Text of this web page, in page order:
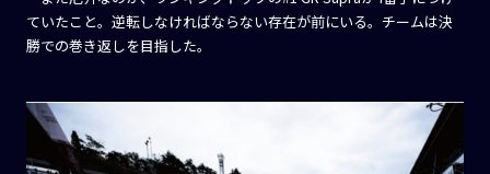
ていたこと。逆転しなければならない存在が前にいる。チームは決
勝での巻き返しを目指した。